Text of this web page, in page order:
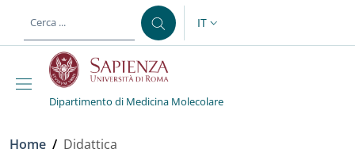
al contenuto principale
SELETTORE LINGUA:
IT
Dipartimento di Medicina Molecolare
Briciole di pane
Home / Didattica